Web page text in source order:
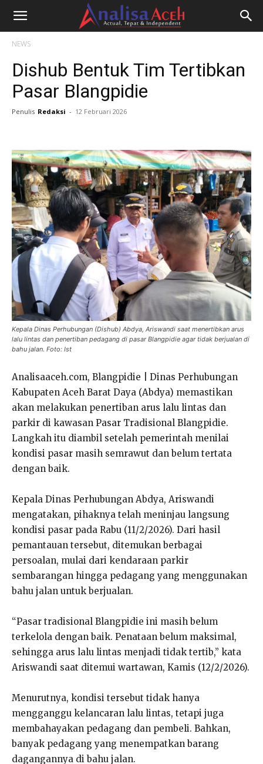
NEWS
Dishub Bentuk Tim Tertibkan
Pasar Blangpidie
Penulis Redaksi - 12 Februari 2026
Kepala Dinas Perhubungan (Dishub) Abdya, Ariswandi saat menertibkan arus
lalu lintas dan penertiban pedagang di pasar Blangpidie agar tidak berjualan di
bahu jalan. Foto: Ist
Analisaaceh.com, Blangpidie | Dinas Perhubungan
Kabupaten Aceh Barat Daya (Abdya) memastikan
akan melakukan penertiban arus lalu lintas dan
parkir di kawasan Pasar Tradisional Blangpidie.
Langkah itu diambil setelah pemerintah menilai
kondisi pasar masih semrawut dan belum tertata
dengan baik.
Kepala Dinas Perhubungan Abdya, Ariswandi
mengatakan, pihaknya telah meninjau langsung
kondisi pasar pada Rabu (11/2/2026). Dari hasil
pemantauan tersebut, ditemukan berbagai
persoalan, mulai dari kendaraan parkir
sembarangan hingga pedagang yang menggunakan
bahu jalan untuk berjualan.
“Pasar tradisional Blangpidie ini masih belum
terkelola dengan baik. Penataan belum maksimal,
sehingga arus lalu lintas menjadi tidak tertib,” kata
Ariswandi saat ditemui wartawan, Kamis (12/2/2026).
Menurutnya, kondisi tersebut tidak hanya
mengganggu kelancaran lalu lintas, tetapi juga
membahayakan pedagang dan pembeli. Bahkan,
banyak pedagang yang menempatkan barang
dagangannya di bahu jalan.